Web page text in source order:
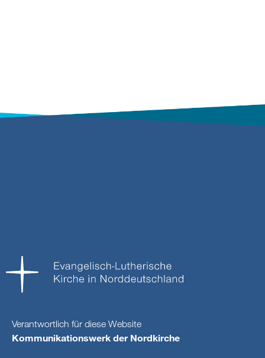
Verantwortlich für diese Website
Kommunikationswerk der Nordkirche